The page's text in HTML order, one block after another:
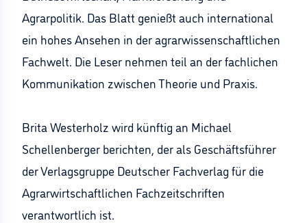
Agrarpolitik. Das Blatt genießt auch international
ein hohes Ansehen in der agrarwissenschaftlichen
Fachwelt. Die Leser nehmen teil an der fachlichen
Kommunikation zwischen Theorie und Praxis.
Brita Westerholz wird künftig an Michael
Schellenberger berichten, der als Geschäftsführer
der Verlagsgruppe Deutscher Fachverlag für die
Agrarwirtschaftlichen Fachzeitschriften
verantwortlich ist.